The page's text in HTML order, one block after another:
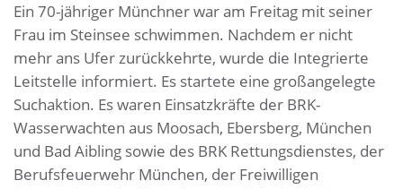
Ein 70-jähriger Münchner war am Freitag mit seiner
Frau im Steinsee schwimmen. Nachdem er nicht
mehr ans Ufer zurückkehrte, wurde die Integrierte
Leitstelle informiert. Es startete eine großangelegte
Suchaktion. Es waren Einsatzkräfte der BRK-
Wasserwachten aus Moosach, Ebersberg, München
und Bad Aibling sowie des BRK Rettungsdienstes, der
Berufsfeuerwehr München, der Freiwilligen